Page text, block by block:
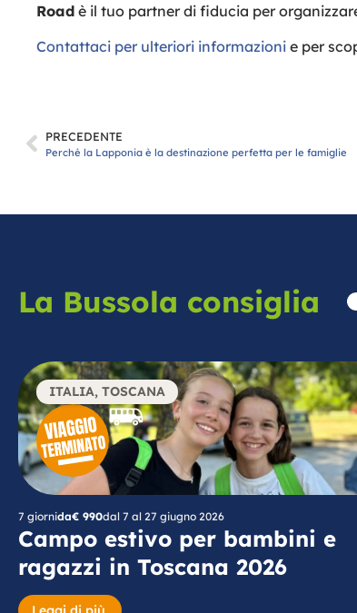
Road è il tuo partner di fiducia per
Contattaci per ulteriori informazioni e per
PRECEDENTE
Perché la Lapponia è la destinazione perfetta per le famiglie
La Bussola consiglia
ITALIA, TOSCANA
7 giornida€ 990dal 7 al 27 giugno 2026
Campo estivo per bambini e
ragazzi in Toscana 2026